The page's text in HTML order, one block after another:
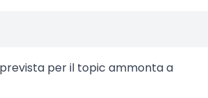
per il topic ammonta a